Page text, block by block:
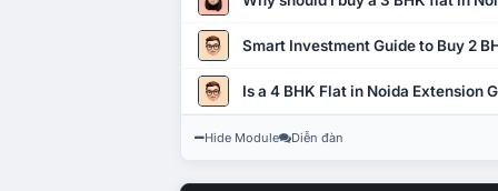
Smart Investment Guide to Buy 2
Is a 4 BHK Flat in Noida Extension
Hide Module Diễn đàn